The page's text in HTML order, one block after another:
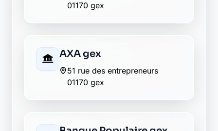
01170 gex
AXA gex
51 rue des entrepreneurs
01170 gex